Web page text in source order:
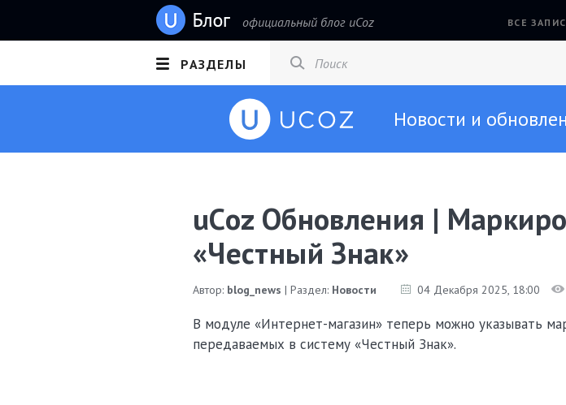
официальный блог uCoz ВСЕ
РАЗДЕЛЫ
Новости и
uCoz Обновления |
«Честный Знак»
Автор: blog_news | Раздел: Новости 04 Декабря 2025, 18:00
В модуле «Интернет-магазин» теперь можно указывать
передаваемых в систему «Честный Знак».